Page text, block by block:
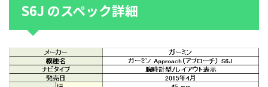
S6J のスペック詳細